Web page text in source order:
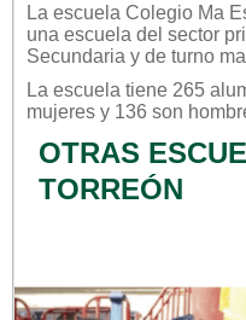
La escuela Colegio Ma
una escuela del sector
Secundaria y de turno
La escuela tiene 265
mujeres y 136 son
OTRAS
TORREÓN